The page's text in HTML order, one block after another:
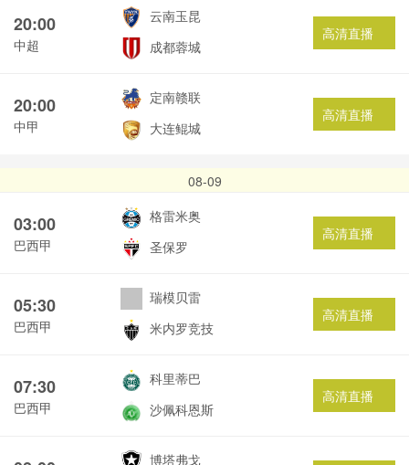
20:00
中超
云南玉昆
成都蓉城
高清直播
20:00
中甲
定南赣联
大连鲲城
高清直播
08-09
03:00
巴西甲
格雷米奥
圣保罗
高清直播
05:30
巴西甲
瑞模贝雷
米内罗竞技
高清直播
07:30
巴西甲
科里蒂巴
沙佩科恩斯
高清直播
博塔弗戈